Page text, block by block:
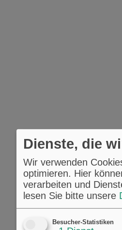
Dienste, die
Wir verwenden
optimieren. Hier
verarbeiten und
lesen Sie bitte unsere
Besucher-Statistiken